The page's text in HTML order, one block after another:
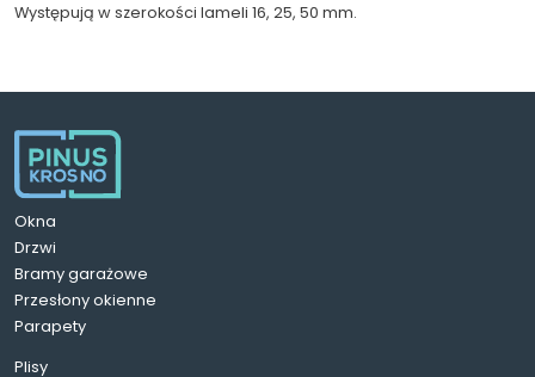
Występują w szerokości lameli 16, 25, 50 mm.
Okna
Drzwi
Bramy garażowe
Przesłony okienne
Parapety
Plisy